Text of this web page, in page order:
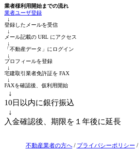
業者様利用開始までの流れ
業者ユーザ登録
↓
登録したメールを受信
↓
メール記載の URL にアクセス
↓
「不動産データ」にログイン
↓
プロフィールを登録
↓
宅建取引業者免許証を FAX
↓
FAXを確認後、仮利用開始
↓
10日以内に銀行振込
↓
入金確認後、期限を１年後に延長
不動産業者の方へ/ プライバシーポリシー /